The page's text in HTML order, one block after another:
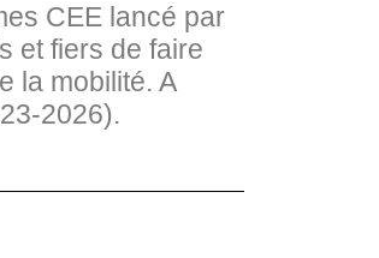
CEE lancé par
et fiers de faire
la mobilité. A
2026).